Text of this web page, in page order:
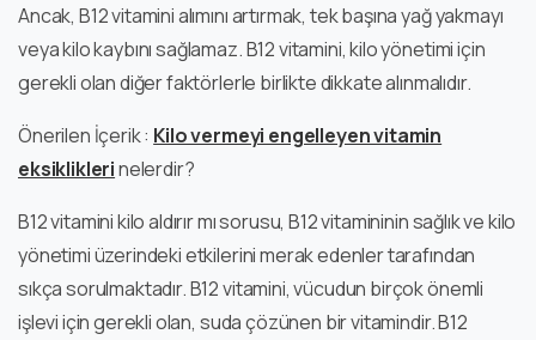
Ancak, B12 vitamini alımını artırmak, tek başına yağ yakmayı
veya kilo kaybını sağlamaz. B12 vitamini, kilo yönetimi için
gerekli olan diğer faktörlerle birlikte dikkate alınmalıdır.
Önerilen İçerik : Kilo vermeyi engelleyen vitamin
eksikliklerinelerdir?
B12 vitamini kilo aldırır mı sorusu, B12 vitamininin sağlık ve kilo
yönetimi üzerindeki etkilerini merak edenler tarafından
sıkça sorulmaktadır. B12 vitamini, vücudun birçok önemli
işlevi için gerekli olan, suda çözünen bir vitamindir. B12